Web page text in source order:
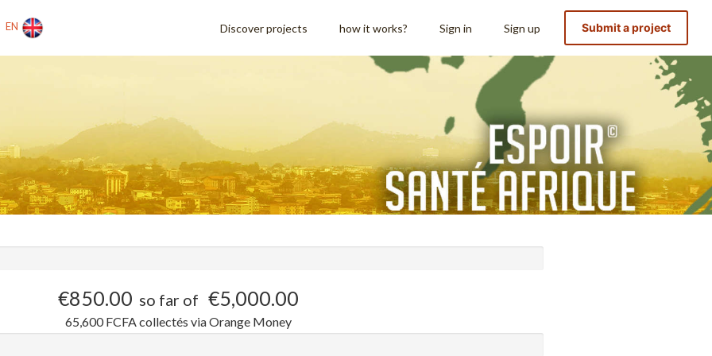
Discover projects how it works? Sign in Sign up Submit a project
€850.00 so far of €5,000.00
65,600 FCFA collectés via Orange Money